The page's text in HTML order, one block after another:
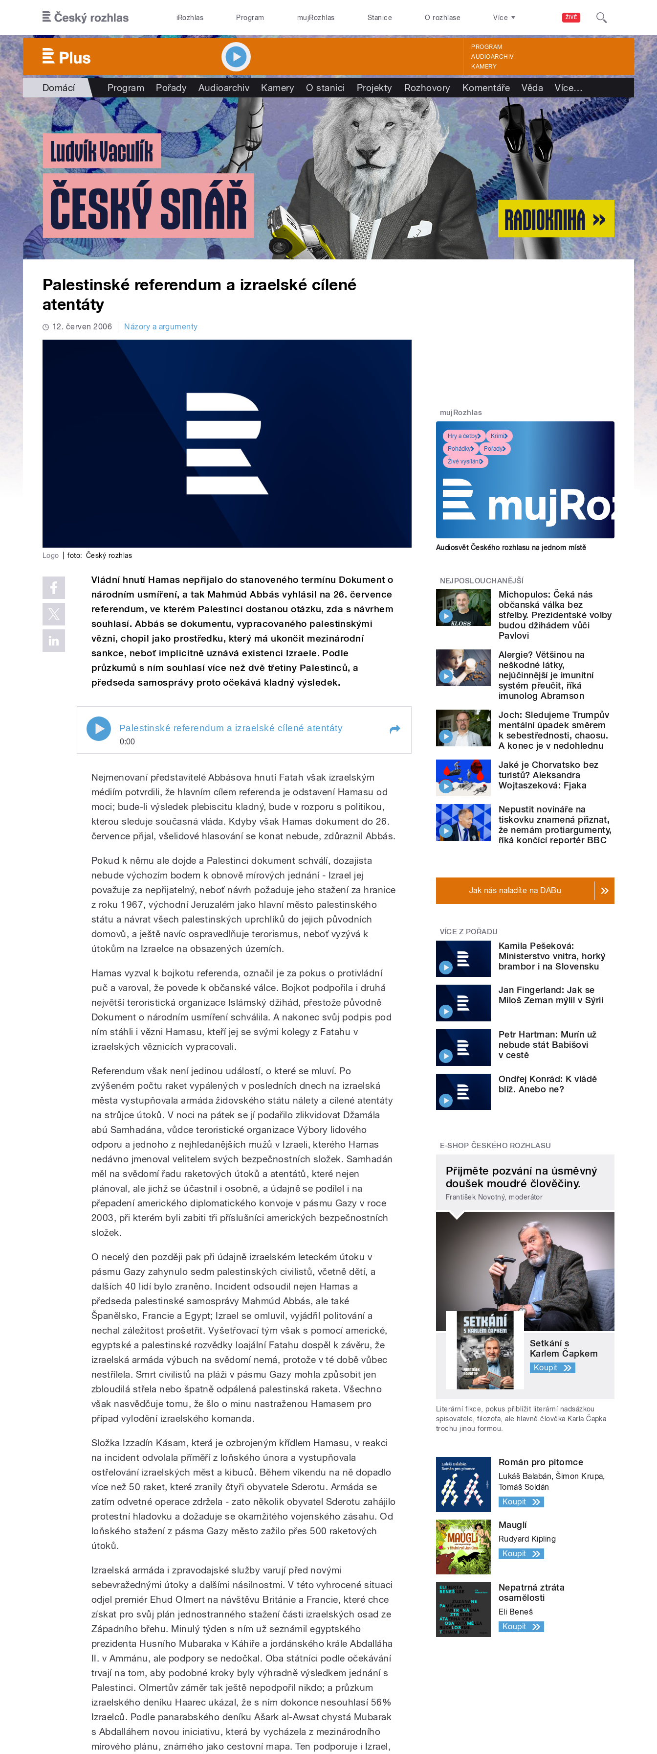
ŽIVĚ
iRozhlas Program mujRozhlas Stanice O rozhlase Více
PROGRAM
AUDIOARCHIV
KAMERY
Domácí Program Pořady Audioarchiv Kamery O stanici Projekty Rozhovory Komentáře Věda Více…
Palestinské referendum a izraelské cílené
atentáty
12. červen 2006 Názory a argumenty
Logo foto: Český rozhlas
Vládní hnutí Hamas nepřijalo do stanoveného termínu Dokument o
národním usmíření, a tak Mahmúd Abbás vyhlásil na 26. července
referendum, ve kterém Palestinci dostanou otázku, zda s návrhem
souhlasí. Abbás se dokumentu, vypracovaného palestinskými
vězni, chopil jako prostředku, který má ukončit mezinárodní
sankce, neboť implicitně uznává existenci Izraele. Podle
průzkumů s ním souhlasí více než dvě třetiny Palestinců, a
předseda samosprávy proto očekává kladný výsledek.
Palestinské referendum a izraelské cílené atentáty
0:00
Nejmenovaní představitelé Abbásova hnutí Fatah však izraelským
médiím potvrdili, že hlavním cílem referenda je odstavení Hamasu od
moci; bude-li výsledek plebiscitu kladný, bude v rozporu s politikou,
kterou sleduje současná vláda. Kdyby však Hamas dokument do 26.
července přijal, všelidové hlasování se konat nebude, zdůraznil Abbás.
Pokud k němu ale dojde a Palestinci dokument schválí, dozajista
nebude výchozím bodem k obnově mírových jednání - Izrael jej
považuje za nepřijatelný, neboť návrh požaduje jeho stažení za hranice
z roku 1967, východní Jeruzalém jako hlavní město palestinského
státu a návrat všech palestinských uprchlíků do jejich původních
domovů, a ještě navíc ospravedlňuje terorismus, neboť vyzývá k
útokům na Izraelce na obsazených územích.
Hamas vyzval k bojkotu referenda, označil je za pokus o protivládní
puč a varoval, že povede k občanské válce. Bojkot podpořila i druhá
největší teroristická organizace Islámský džihád, přestože původně
Dokument o národním usmíření schválila. A nakonec svůj podpis pod
ním stáhli i vězni Hamasu, kteří jej se svými kolegy z Fatahu v
izraelských věznicích vypracovali.
Referendum však není jedinou událostí, o které se mluví. Po
zvýšeném počtu raket vypálených v posledních dnech na izraelská
města vystupňovala armáda židovského státu nálety a cílené atentáty
na strůjce útoků. V noci na pátek se jí podařilo zlikvidovat Džamála
abú Samhadána, vůdce teroristické organizace Výbory lidového
odporu a jednoho z nejhledanějších mužů v Izraeli, kterého Hamas
nedávno jmenoval velitelem svých bezpečnostních složek. Samhadán
měl na svědomí řadu raketových útoků a atentátů, které nejen
plánoval, ale jichž se účastnil i osobně, a údajně se podílel i na
přepadení amerického diplomatického konvoje v pásmu Gazy v roce
2003, při kterém byli zabiti tři příslušníci amerických bezpečnostních
složek.
O necelý den později pak při údajně izraelském leteckém útoku v
pásmu Gazy zahynulo sedm palestinských civilistů, včetně dětí, a
dalších 40 lidí bylo zraněno. Incident odsoudil nejen Hamas a
předseda palestinské samosprávy Mahmúd Abbás, ale také
Španělsko, Francie a Egypt; Izrael se omluvil, vyjádřil politování a
nechal záležitost prošetřit. Vyšetřovací tým však s pomocí americké,
egyptské a palestinské rozvědky loajální Fatahu dospěl k závěru, že
izraelská armáda výbuch na svědomí nemá, protože v té době vůbec
nestřílela. Smrt civilistů na pláži v pásmu Gazy mohla způsobit jen
zbloudilá střela nebo špatně odpálená palestinská raketa. Všechno
však nasvědčuje tomu, že šlo o minu nastraženou Hamasem pro
případ vylodění izraelského komanda.
Složka Izzadín Kásam, která je ozbrojeným křídlem Hamasu, v reakci
na incident odvolala příměří z loňského února a vystupňovala
ostřelování izraelských měst a kibuců. Během víkendu na ně dopadlo
více než 50 raket, které zranily čtyři obyvatele Sderotu. Armáda se
zatím odvetné operace zdržela - zato několik obyvatel Sderotu zahájilo
protestní hladovku a dožaduje se okamžitého vojenského zásahu. Od
loňského stažení z pásma Gazy město zažilo přes 500 raketových
útoků.
Izraelská armáda i zpravodajské služby varují před novými
sebevražednými útoky a dalšími násilnostmi. V této vyhrocené situaci
odjel premiér Ehud Olmert na návštěvu Británie a Francie, které chce
získat pro svůj plán jednostranného stažení části izraelských osad ze
Západního břehu. Minulý týden s ním už seznámil egyptského
prezidenta Husního Mubaraka v Káhiře a jordánského krále Abdalláha
II. v Ammánu, ale podpory se nedočkal. Oba státníci podle očekávání
trvají na tom, aby podobné kroky byly výhradně výsledkem jednání s
Palestinci. Olmertův záměr tak ještě nepodpořil nikdo; a průzkum
izraelského deníku Haarec ukázal, že s ním dokonce nesouhlasí 56%
Izraelců. Podle panarabského deníku Ašark al-Awsat chystá Mubarak
s Abdalláhem novou iniciativu, která by vycházela z mezinárodního
mírového plánu, známého jako cestovní mapa. Ten podporuje i Izrael,
mujRozhlas
Hry a četby
Krimi
Pohádky
Pořady
Živé vysílání
Audiosvět Českého rozhlasu na jednom místě
NEJPOSLOUCHANĚJŠÍ
Michopulos: Čeká nás
občanská válka bez
střelby. Prezidentské volby
budou džihádem vůči
Pavlovi
Alergie? Většinou na
neškodné látky,
nejúčinnější je imunitní
systém přeučit, říká
imunolog Abramson
Joch: Sledujeme Trumpův
mentální úpadek směrem
k sebestřednosti, chaosu.
A konec je v nedohlednu
Jaké je Chorvatsko bez
turistů? Aleksandra
Wojtaszeková: Fjaka
Nepustit novináře na
tiskovku znamená přiznat,
že nemám protiargumenty,
říká končící reportér BBC
Jak nás naladíte na DABu
VÍCE Z POŘADU
Kamila Pešeková:
Ministerstvo vnitra, horký
brambor i na Slovensku
Jan Fingerland: Jak se
Miloš Zeman mýlil v Sýrii
Petr Hartman: Murín už
nebude stát Babišovi
v cestě
Ondřej Konrád: K vládě
blíž. Anebo ne?
E-SHOP ČESKÉHO ROZHLASU
Přijměte pozvání na úsměvný
doušek moudré člověčiny.
František Novotný, moderátor
Setkání s
Karlem Čapkem
Koupit
Literární fikce, pokus přiblížit literární nadsázkou
spisovatele, filozofa, ale hlavně člověka Karla Čapka
trochu jinou formou.
Román pro pitomce
Lukáš Balabán, Šimon Krupa,
Tomáš Soldán
Koupit
Mauglí
Rudyard Kipling
Koupit
Nepatrná ztráta
osamělosti
Eli Beneš
Koupit